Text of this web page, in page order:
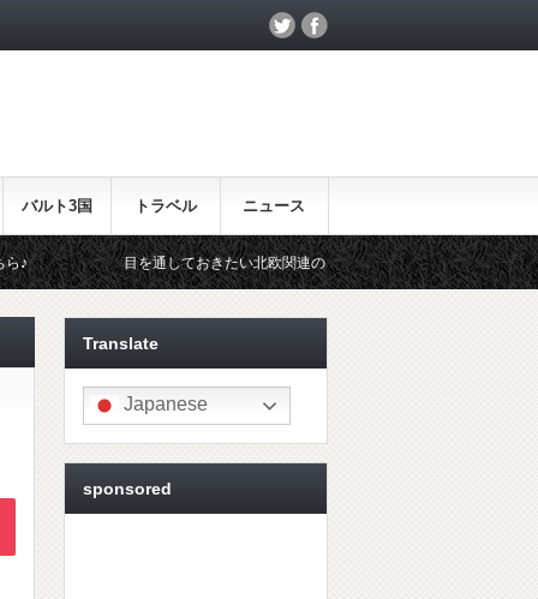
バルト3国 トラベル ニュース
しておきたい北欧関連のイベント！ 北欧らしいギフトをお探しの
Translate
Japanese
sponsored